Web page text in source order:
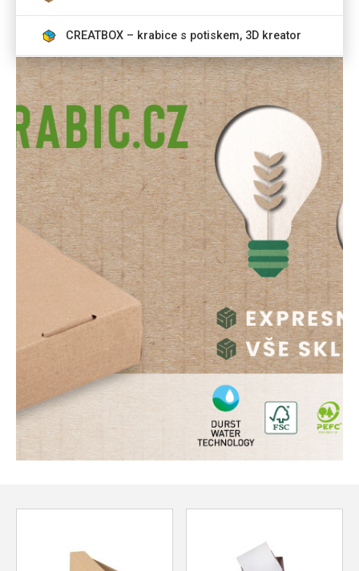
CREATBOX – krabice s potiskem, 3D kreator